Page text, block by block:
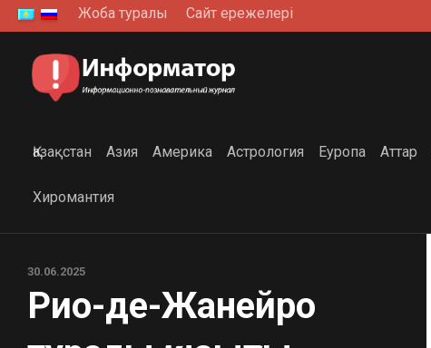
Skip
to
content
Жоба туралы Сайт ережелері
Қазақстан Азия Америка Астрология Еуропа Аттар
Хиромантия
30.06.2025
Рио-де-Жанейро